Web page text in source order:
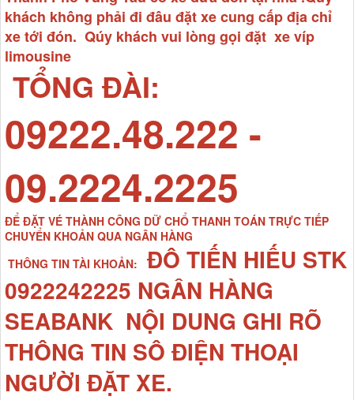
khách không phải đi đâu đặt xe cung cấp địa chỉ
xe tới đón. Qúy khách vui lòng gọi đặt xe víp
limousine
TỔNG ĐÀI:
09222.48.222 -
09.2224.2225
ĐỂ ĐẶT VÉ THÀNH CÔNG DỮ CHỔ THANH TOÁN TRỰC TIẾP
CHUYỂN KHOẢN QUA NGÂN HÀNG
THÔNG TIN TÀI KHOẢN:
ĐÔ TIẾN HIẾU STK
0922242225 NGÂN HÀNG
SEABANK NỘI DUNG GHI RÕ
THÔNG TIN SÔ ĐIỆN THOẠI
NGƯỜI ĐẶT XE.